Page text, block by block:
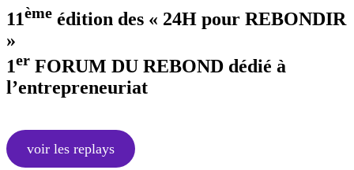
11ème édition des « 24H pour REBONDIR
»
1er FORUM DU REBOND dédié à
l’entrepreneuriat
voir les replays